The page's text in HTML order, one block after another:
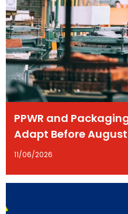
PPWR and
Adapt Before
11/06/2026